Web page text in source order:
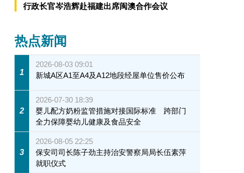
行政长官岑浩辉赴福建出席闽澳合作会议
热点新闻
1
2026-08-03 09:01
新城A区A1至A4及A12地段经屋单位售价公布
2
2026-07-30 18:39
婴儿配方奶粉监管措施对接国际标准 跨部门
全力保障婴幼儿健康及食品安全
3
2026-08-05 22:25
保安司司长陈子劲主持治安警察局局长伍素萍
就职仪式